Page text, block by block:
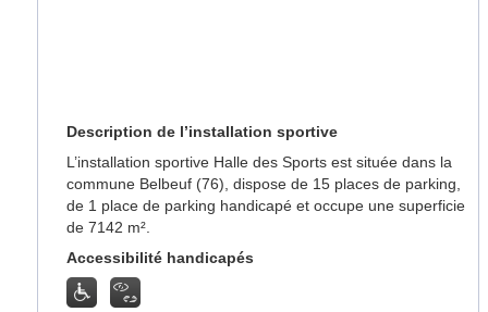
Description de l’installation sportive
L’installation sportive Halle des Sports est située dans la
commune Belbeuf (76), dispose de 15 places de parking,
de 1 place de parking handicapé et occupe une superficie
de 7142 m².
Accessibilité handicapés